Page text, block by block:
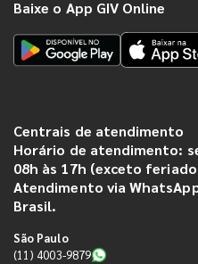
Baixe o App GIV Online
Centrais de atendimento
Horário de atendimento:
08h às 17h (exceto
Atendimento via
Brasil.
São Paulo
(11) 4003-9879